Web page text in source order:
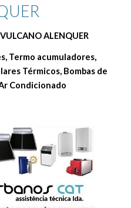
ALENQUER
Termo acumuladores,
Térmicos, Bombas de
Condicionado